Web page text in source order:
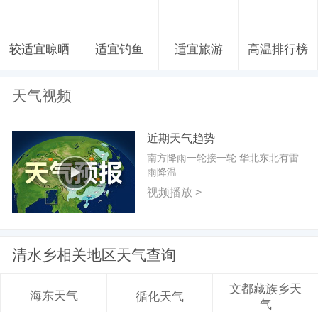
较适宜晾晒 适宜钓鱼 适宜旅游 高温排行榜
天气视频
近期天气趋势
南方降雨一轮接一轮 华北东北有雷
雨降温
视频播放 >
清水乡相关地区天气查询
海东天气 循化天气
文都藏族乡天
气